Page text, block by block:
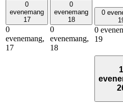
0
evenemang
17
0
evenemang,
17
0
evenemang
18
0
evenemang,
18
0
0
19
1